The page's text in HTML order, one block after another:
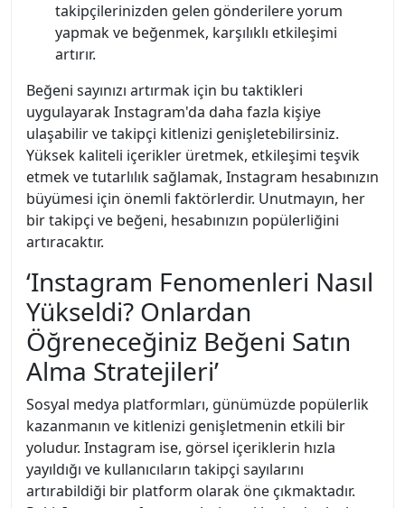
takipçilerinizden gelen gönderilere yorum
yapmak ve beğenmek, karşılıklı etkileşimi
artırır.
Beğeni sayınızı artırmak için bu taktikleri
uygulayarak Instagram'da daha fazla kişiye
ulaşabilir ve takipçi kitlenizi genişletebilirsiniz.
Yüksek kaliteli içerikler üretmek, etkileşimi teşvik
etmek ve tutarlılık sağlamak, Instagram hesabınızın
büyümesi için önemli faktörlerdir. Unutmayın, her
bir takipçi ve beğeni, hesabınızın popülerliğini
artıracaktır.
‘Instagram Fenomenleri Nasıl
Yükseldi? Onlardan
Öğreneceğiniz Beğeni Satın
Alma Stratejileri’
Sosyal medya platformları, günümüzde popülerlik
kazanmanın ve kitlenizi genişletmenin etkili bir
yoludur. Instagram ise, görsel içeriklerin hızla
yayıldığı ve kullanıcıların takipçi sayılarını
artırabildiği bir platform olarak öne çıkmaktadır.